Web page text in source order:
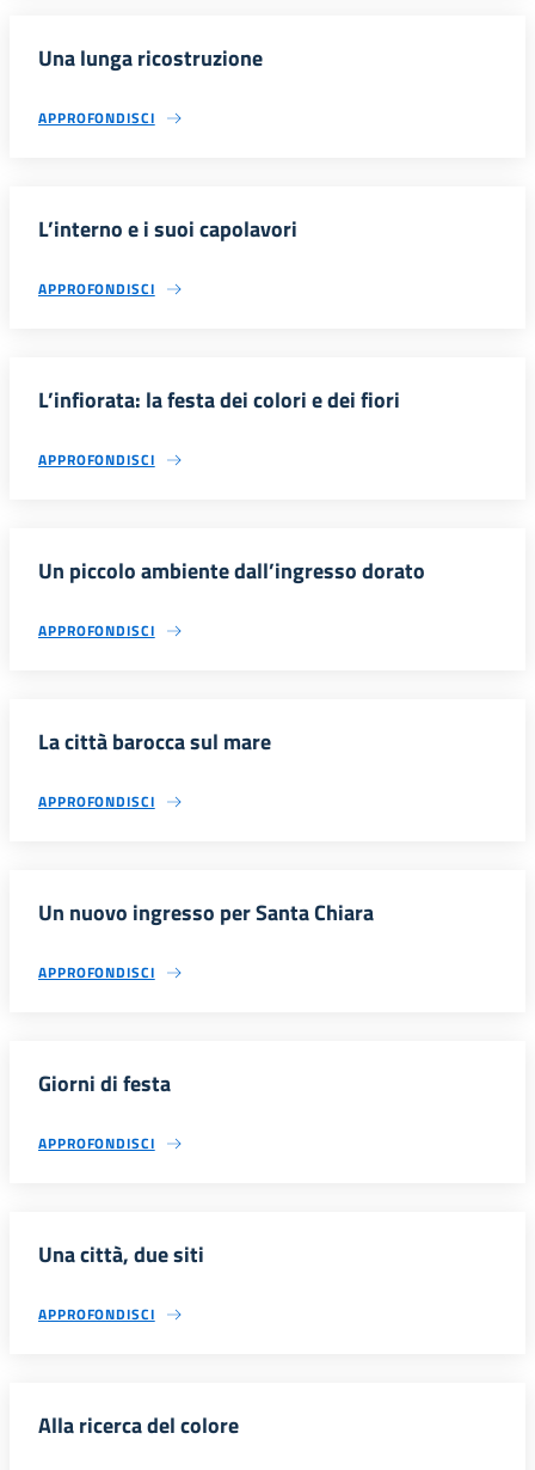
Una lunga ricostruzione
APPROFONDISCI
L’interno e i suoi capolavori
APPROFONDISCI
L’infiorata: la festa dei colori e dei fiori
APPROFONDISCI
Un piccolo ambiente dall’ingresso dorato
APPROFONDISCI
La città barocca sul mare
APPROFONDISCI
Un nuovo ingresso per Santa Chiara
APPROFONDISCI
Giorni di festa
APPROFONDISCI
Una città, due siti
APPROFONDISCI
Alla ricerca del colore